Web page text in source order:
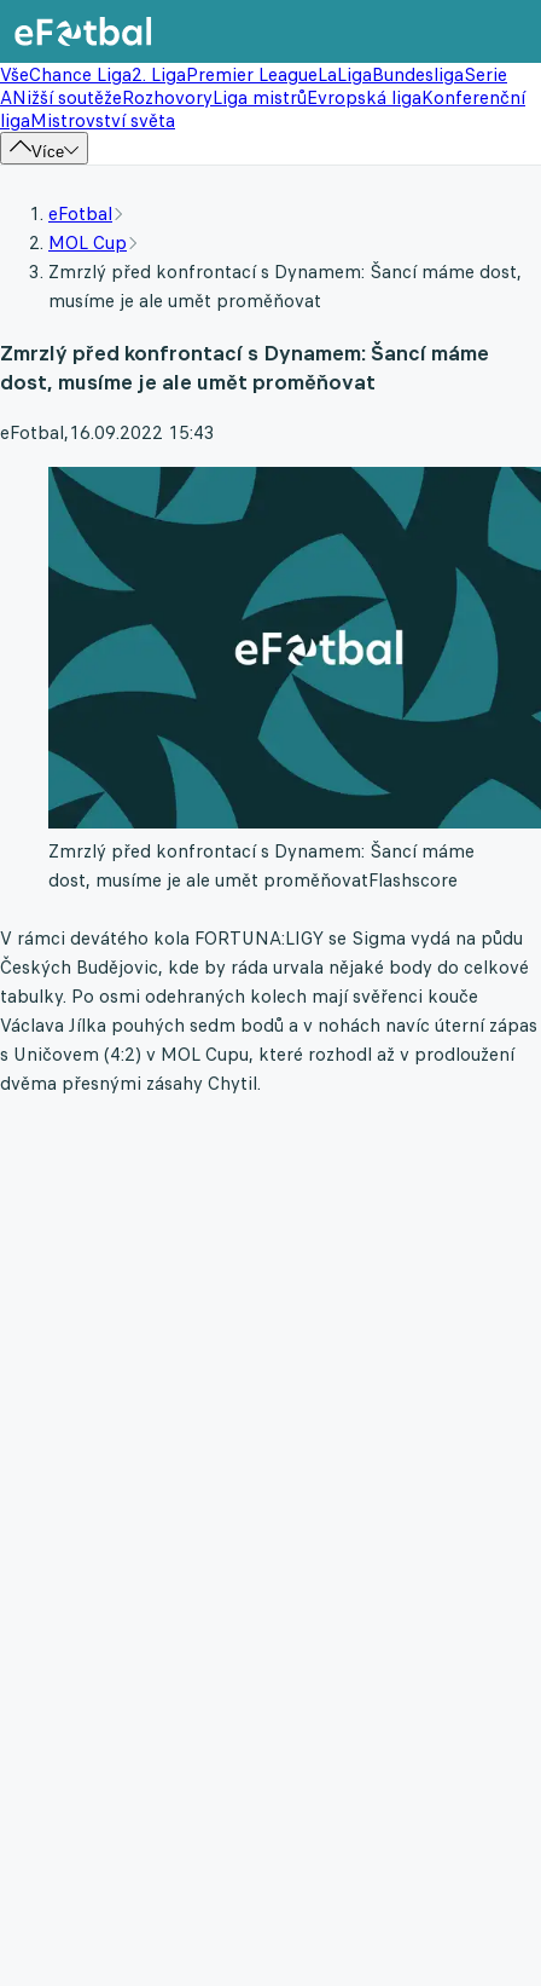
VšeChance Liga2. LigaPremier LeagueLaLigaBundesligaSerie
ANižší soutěžeRozhovoryLiga mistrůEvropská ligaKonferenční
ligaMistrovství světa
Více
eFotbal
MOL Cup
Zmrzlý před konfrontací s Dynamem: Šancí máme dost,
musíme je ale umět proměňovat
Zmrzlý před konfrontací s Dynamem: Šancí máme
dost, musíme je ale umět proměňovat
eFotbal,16.09.2022 15:43
Zmrzlý před konfrontací s Dynamem: Šancí máme
dost, musíme je ale umět proměňovatFlashscore
V rámci devátého kola FORTUNA:LIGY se Sigma vydá na půdu
Českých Budějovic, kde by ráda urvala nějaké body do celkové
tabulky. Po osmi odehraných kolech mají svěřenci kouče
Václava Jílka pouhých sedm bodů a v nohách navíc úterní zápas
s Uničovem (4:2) v MOL Cupu, které rozhodl až v prodloužení
dvěma přesnými zásahy Chytil.